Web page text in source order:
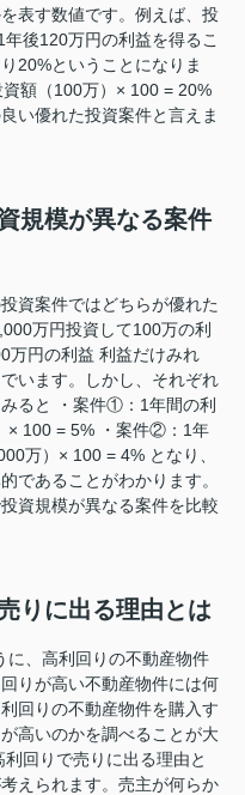
表す数値です。例えば、投
後120万円の利益を得るこ
20%ということになりま
額（100万）× 100 = 20%
い優れた投資案件と言えま
規模が異なる案件
資案件ではどちらが優れた
万円投資して100万の利
円の利益 利益だけみれ
います。しかし、それぞれ
ると ・案件①：1年間の利
× 100 = 5% ・案件②：1年
万）× 100 = 4% となり、
であることがわかります。
資規模が異なる案件を比較
りに出る理由とは
に、高利回りの不動産物件
りが高い不動産物件には何
回りの不動産物件を購入す
高いのかを調べることが大
回りで売りに出る理由と
えられます。売主が何らか